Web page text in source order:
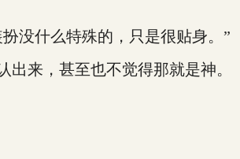
没什么特殊的，只是很贴身。”
来，甚至也不觉得那就是神。